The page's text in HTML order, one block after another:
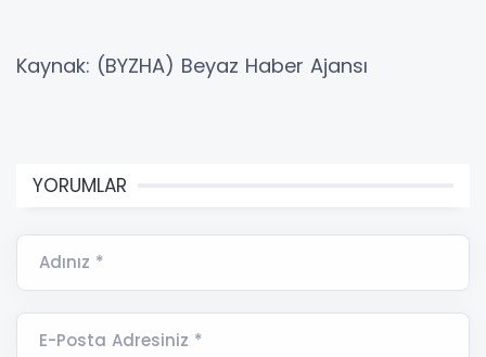
Kaynak: (BYZHA) Beyaz Haber Ajansı
YORUMLAR
Adınız *
E-Posta Adresiniz *